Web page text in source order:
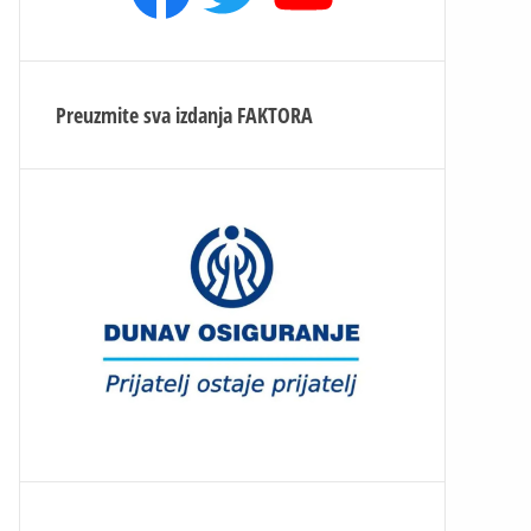
Preuzmite sva izdanja FAKTORA